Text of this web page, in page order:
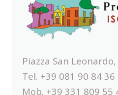
Piazza San Leonardo,
Tel. +39 081 90 84 36
Mob. +39 331 809 55